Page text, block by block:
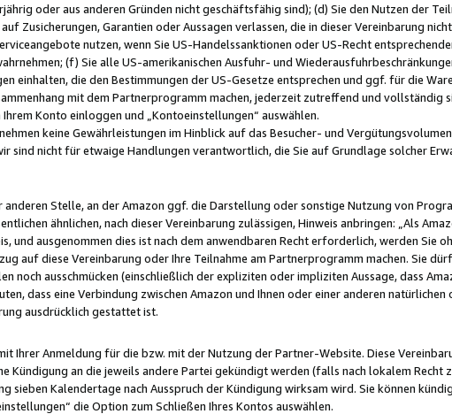
oder aus anderen Gründen nicht geschäftsfähig sind); (d) Sie den Nutzen der
Zusicherungen, Garantien oder Aussagen verlassen, die in dieser Vereinbarung
nutzen, wenn Sie US-Handelssanktionen oder US-Recht
(f) Sie alle US-amerikanischen Ausfuhr- und
einhalten, die den Bestimmungen der US-Gesetze entsprechen und ggf. für die
mit dem Partnerprogramm machen, jederzeit zutreffend und vollständig
Konto einloggen und „Kontoeinstellungen“ auswählen.
keine Gewährleistungen im Hinblick auf das Besucher- und
sind nicht für etwaige Handlungen verantwortlich, die Sie auf Grundlage solcher
anderen Stelle, an der Amazon ggf. die Darstellung oder sonstige Nutzung von
ähnlichen, nach dieser Vereinbarung zulässigen, Hinweis anbringen: „Als
und ausgenommen dies ist nach dem anwendbaren Recht erforderlich, werden Sie
auf diese Vereinbarung oder Ihre Teilnahme am Partnerprogramm machen. Sie
noch ausschmücken (einschließlich der expliziten oder impliziten Aussage, dass
dass eine Verbindung zwischen Amazon und Ihnen oder einer anderen
ausdrücklich gestattet ist.
Ihrer Anmeldung für die bzw. mit der Nutzung der Partner-Website. Diese
Kündigung an die jeweils andere Partei gekündigt werden (falls nach lokalem Recht
sieben Kalendertage nach Ausspruch der Kündigung wirksam wird. Sie können
die Option zum Schließen Ihres Kontos auswählen.